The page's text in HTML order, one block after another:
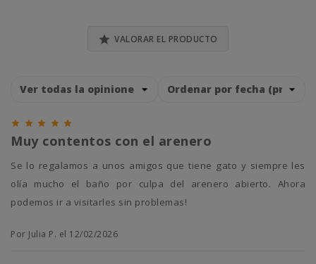
 VALORAR EL PRODUCTO
    
Muy contentos con el arenero
Se lo regalamos a unos amigos que tiene gato y siempre les
olía mucho el baño por culpa del arenero abierto. Ahora
podemos ir a visitarles sin problemas!
Por Julia P. el 12/02/2026